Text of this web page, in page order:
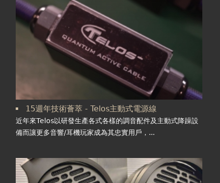
15週年技術薈萃 - Telos主動式電源線
近年來Telos以研發生產各式各樣的調音配件及主動式降躁設
備而讓更多音響/耳機玩家成為其忠實用戶，...